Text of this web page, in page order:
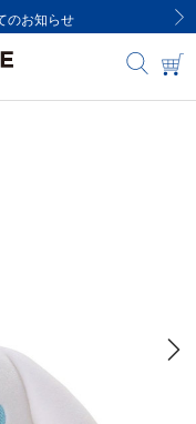
のお知らせ